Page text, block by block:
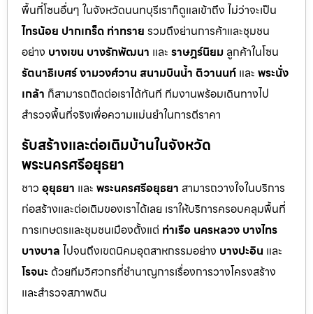
พื้นที่โซนอื่นๆ ในจังหวัดนนทบุรีเราก็ดูแลเข้าถึง ไม่ว่าจะเป็น
ไทรน้อย ปากเกร็ด ท่าทราย รวมถึงย่านการค้าและชุมชน
อย่าง บางเขน บางรักพัฒนา และ ราษฎร์นิยม ลูกค้าในโซน
รัตนาธิเบศร์งามวงศ์วาน สนามบินน้ำ ติวานนท์ และ พระนั่ง
เกล้า ก็สามารถติดต่อเราได้ทันที ทีมงานพร้อมเดินทางไป
สำรวจพื้นที่จริงเพื่อความแม่นยำในการตีราคา
รับสร้างและต่อเติมบ้านในจังหวัด
พระนครศรีอยุธยา
ชาว อุยุธยา และ พระนครศรีอยุธยา สามารถวางใจในบริการ
ก่อสร้างและต่อเติมของเราได้เลย เราให้บริการครอบคลุมพื้นที่
การเกษตรและชุมชนเมืองตั้งแต่ ท่าเรือ นครหลวง บางไทร
บางบาล ไปจนถึงเขตนิคมอุตสาหกรรมอย่าง บางปะอิน และ
โรจนะ ด้วยทีมวิศวกรที่ชำนาญการเรื่องการวางโครงสร้าง
และสำรวจสภาพดิน